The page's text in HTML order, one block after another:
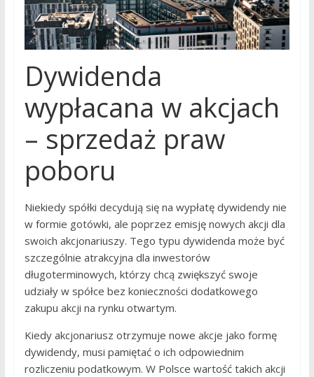
Dywidenda
wypłacana w akcjach
– sprzedaż praw
poboru
Niekiedy spółki decydują się na wypłatę dywidendy nie
w formie gotówki, ale poprzez emisję nowych akcji dla
swoich akcjonariuszy. Tego typu dywidenda może być
szczególnie atrakcyjna dla inwestorów
długoterminowych, którzy chcą zwiększyć swoje
udziały w spółce bez konieczności dodatkowego
zakupu akcji na rynku otwartym.
Kiedy akcjonariusz otrzymuje nowe akcje jako formę
dywidendy, musi pamiętać o ich odpowiednim
rozliczeniu podatkowym. W Polsce wartość takich akcji